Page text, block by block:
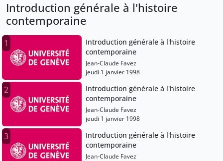
Introduction générale à l'histoire
contemporaine
1
Introduction générale à l'histoire
contemporaine
Jean-Claude Favez
jeudi 1 janvier 1998
2
Introduction générale à l'histoire
contemporaine
Jean-Claude Favez
jeudi 1 janvier 1998
3
Introduction générale à l'histoire
contemporaine
Jean-Claude Favez